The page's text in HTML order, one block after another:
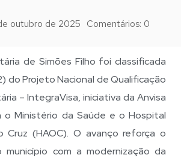
outubro de 2025 Comentários: 0
de Simões Filho foi classificada
do Projeto Nacional de Qualificação
– IntegraVisa, iniciativa da Anvisa
o Ministério da Saúde e o Hospital
Cruz (HAOC). O avanço reforça o
município com a modernização da